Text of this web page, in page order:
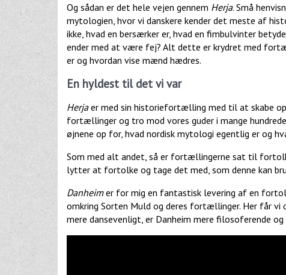
Og sådan er det hele vejen gennem Herja. Små
mytologien, hvor vi danskere kender det meste af
ikke, hvad en bersærker er, hvad en fimbulvinter
ender med at være fej? Alt dette er krydret med
er og hvordan vise mænd hædres.
En hyldest til det vi var
Herjaer med sin historiefortælling med til at skabe
fortællinger og tro mod vores guder i mange
øjnene op for, hvad nordisk mytologi egentlig er og
Som med alt andet, så er fortællingerne sat til
lytter at fortolke og tage det med, som denne kan
Danheimer for mig en fantastisk levering af en
omkring Sorten Muld og deres fortællinger. Her får vi
mere dansevenligt, er Danheim mere filosoferende